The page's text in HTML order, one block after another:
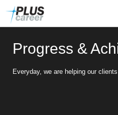
Progress &
Everyday, we are helping our